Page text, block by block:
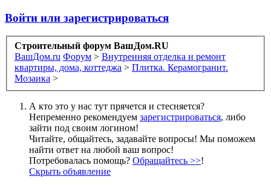
Войти или зарегистрироваться
Строительный форум ВашДом.RU
ВашДом.ru Форум > Внутренняя отделка и ремонт
квартиры, дома, коттеджа > Плитка. Керамогранит.
Мозаика >
А кто это у нас тут прячется и стесняется?
Непременно рекомендуем зарегистрироваться, либо
зайти под своим логином!
Читайте, общайтесь, задавайте вопросы! Мы поможем
найти ответ на любой ваш вопрос!
Потребовалась помощь? Обращайтесь >>!
Скрыть объявление